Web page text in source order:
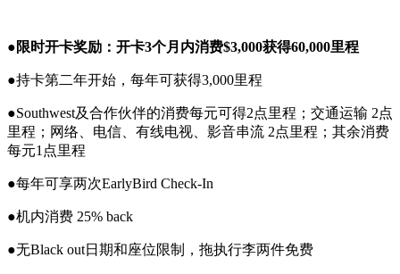
●限时开卡奖励：开卡3个月内消费$3,000获得60,000里程
●持卡第二年开始，每年可获得3,000里程
●Southwest及合作伙伴的消费每元可得2点里程；交通运输 2点
里程；网络、电信、有线电视、影音串流 2点里程；其余消费
每元1点里程
●每年可享两次EarlyBird Check-In
●机内消费 25% back
●无Black out日期和座位限制，拖执行李两件免费